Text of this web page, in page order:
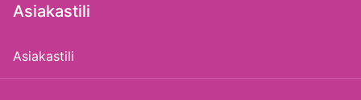
Asiakastili
Asiakastili